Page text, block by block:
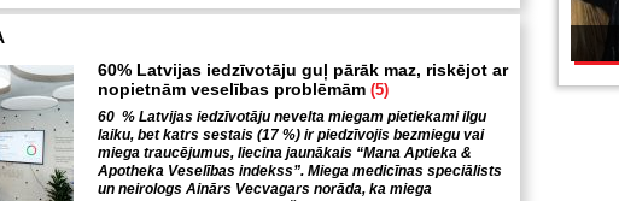
60% Latvijas iedzīvotāju guļ pārāk maz, riskējot ar
nopietnām veselības problēmām (5)
60 % Latvijas iedzīvotāju nevelta miegam pietiekami ilgu
laiku, bet katrs sestais (17 %) ir piedzīvojis bezmiegu vai
miega traucējumus, liecina jaunākais “Mana Aptieka &
Apotheka Veselības indekss”. Miega medicīnas speciālists
un neirologs Ainārs Vecvagars norāda, ka miega